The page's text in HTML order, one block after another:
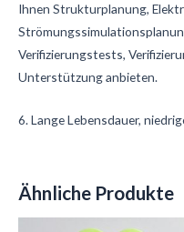
Ihnen Strukturplanung,
Verifizierungstests,
Unterstützung anbieten.
6. Lange Lebensdauer,
Ähnliche Produkte